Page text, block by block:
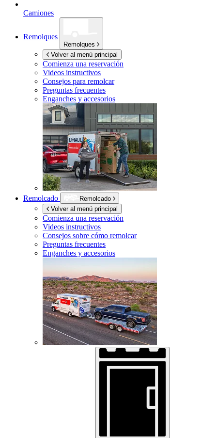
Camiones
Remolques
Remolques
Volver al menú principal
Comienza una reservación
Videos instructivos
Consejos para remolcar
Preguntas frecuentes
Enganches y accesorios
Remolcado
Remolcado
Volver al menú principal
Comienza una reservación
Videos instructivos
Consejos sobre cómo remolcar
Preguntas frecuentes
Enganches y accesorios